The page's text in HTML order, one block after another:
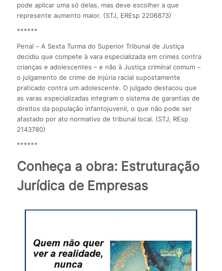
pode aplicar uma só delas, mas deve escolher a que
represente aumento maior. (STJ, EREsp 2206873)
******
Penal – A Sexta Turma do Superior Tribunal de Justiça
decidiu que compete à vara especializada em crimes contra
crianças e adolescentes – e não à Justiça criminal comum –
o julgamento de crime de injúria racial supostamente
praticado contra um adolescente. O julgado destacou que
as varas especializadas integram o sistema de garantias de
direitos da população infantojuvenil, o que não pode ser
afastado por ato normativo de tribunal local. (STJ, REsp
2143780)
******
Conheça a obra: Estruturação
Jurídica de Empresas